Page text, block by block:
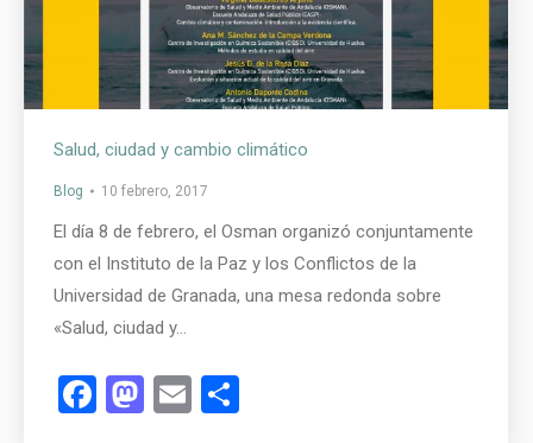
Salud, ciudad y cambio climático
Blog 10 febrero, 2017
El día 8 de febrero, el Osman organizó conjuntamente
con el Instituto de la Paz y los Conflictos de la
Universidad de Granada, una mesa redonda sobre
«Salud, ciudad y…
Facebook
Mastodon
Email